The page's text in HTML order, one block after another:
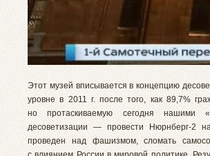
Этот музей вписывается в концепцию
уровне в 2011 г. после того, как 89,7%
но протаскиваемую сегодня нашими
десоветизации — провести Нюрнберг-2
проведен над фашизмом, сломать